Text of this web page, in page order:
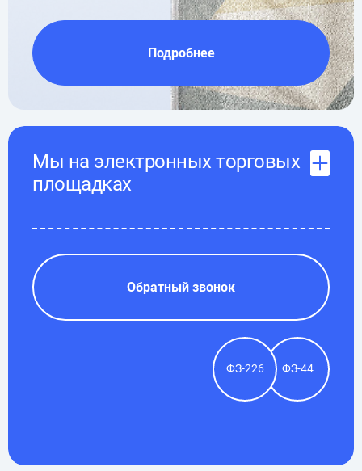
Подробнее
Мы на электронных торговых
площадках
Обратный звонок
ФЗ-226 ФЗ-44